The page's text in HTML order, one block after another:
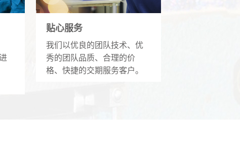
贴心服务
我们以优良的团队技术、优
秀的团队品质、合理的价
格、快捷的交期服务客户。
段。具体来说，锂电池检测设备通过以下几个方面来